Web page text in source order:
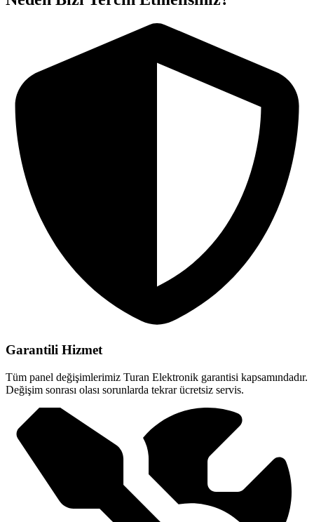
Garantili Hizmet
Tüm panel değişimlerimiz Turan Elektronik garantisi kapsamındadır.
Değişim sonrası olası sorunlarda tekrar ücretsiz servis.